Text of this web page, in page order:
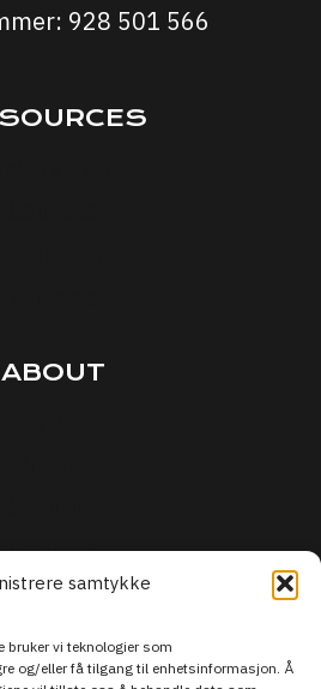
samtykke
bruker vi teknologier som
og/eller få tilgang til enhetsinformasjon. Å
928 501 566
ABOUT
Support